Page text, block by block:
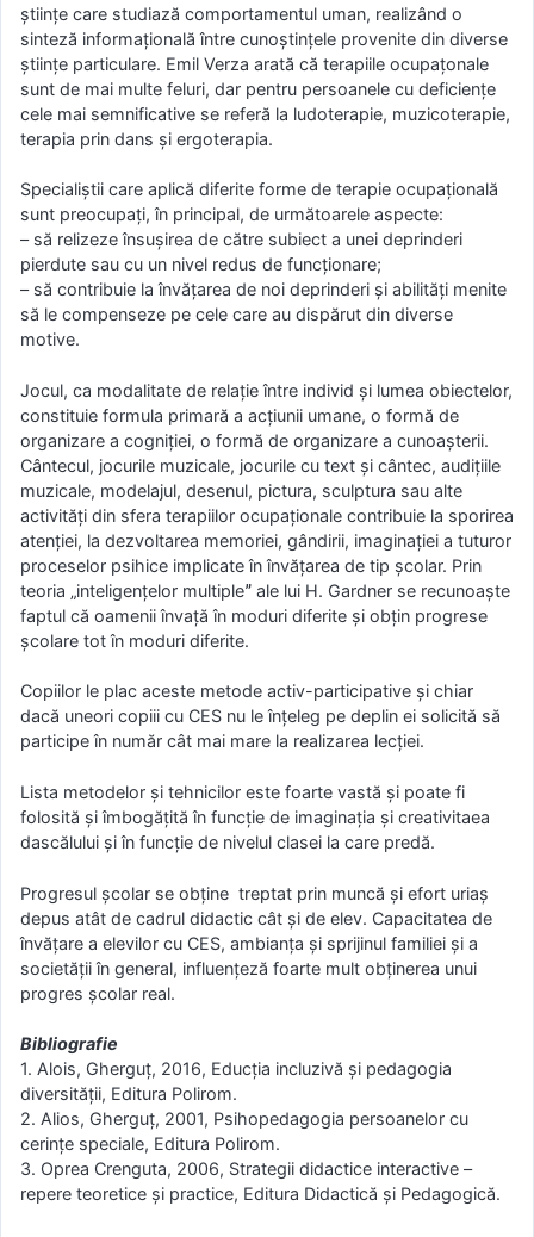
științe care studiază comportamentul uman, realizând o
sinteză informațională între cunoștințele provenite din diverse
științe particulare. Emil Verza arată că terapiile ocupațonale
sunt de mai multe feluri, dar pentru persoanele cu deficiențe
cele mai semnificative se referă la ludoterapie, muzicoterapie,
terapia prin dans și ergoterapia.
Specialiștii care aplică diferite forme de terapie ocupațională
sunt preocupați, în principal, de următoarele aspecte:
– să relizeze însușirea de către subiect a unei deprinderi
pierdute sau cu un nivel redus de funcționare;
– să contribuie la învățarea de noi deprinderi și abilități menite
să le compenseze pe cele care au dispărut din diverse
motive.
Jocul, ca modalitate de relație între individ și lumea obiectelor,
constituie formula primară a acțiunii umane, o formă de
organizare a cogniției, o formă de organizare a cunoașterii.
Cântecul, jocurile muzicale, jocurile cu text și cântec, audițiile
muzicale, modelajul, desenul, pictura, sculptura sau alte
activități din sfera terapiilor ocupaționale contribuie la sporirea
atenției, la dezvoltarea memoriei, gândirii, imaginației a tuturor
proceselor psihice implicate în învățarea de tip școlar. Prin
teoria „inteligențelor multipleˮ ale lui H. Gardner se recunoaște
faptul că oamenii învață în moduri diferite și obțin progrese
școlare tot în moduri diferite.
Copiilor le plac aceste metode activ-participative și chiar
dacă uneori copiii cu CES nu le înțeleg pe deplin ei solicită să
participe în număr cât mai mare la realizarea lecției.
Lista metodelor și tehnicilor este foarte vastă și poate fi
folosită și îmbogățită în funcție de imaginația și creativitaea
dascălului și în funcție de nivelul clasei la care predă.
Progresul școlar se obține treptat prin muncă și efort uriaș
depus atât de cadrul didactic cât și de elev. Capacitatea de
învățare a elevilor cu CES, ambianța și sprijinul familiei și a
societății în general, influențeză foarte mult obținerea unui
progres școlar real.
Bibliografie
1. Alois, Gherguț, 2016, Educția incluzivă și pedagogia
diversității, Editura Polirom.
2. Alios, Gherguț, 2001, Psihopedagogia persoanelor cu
cerințe speciale, Editura Polirom.
3. Oprea Crenguta, 2006, Strategii didactice interactive –
repere teoretice și practice, Editura Didactică și Pedagogică.